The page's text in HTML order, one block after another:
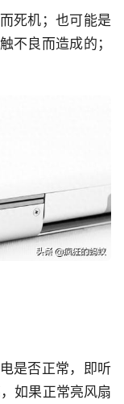
死机；也可能是
不良而造成的；
是否正常，即听
如果正常亮风扇